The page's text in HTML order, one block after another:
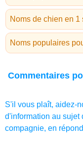
Noms de chien en
Noms populaires
Commentaires
S'il vous plaît, aidez-
d'information au sujet
compagnie, en